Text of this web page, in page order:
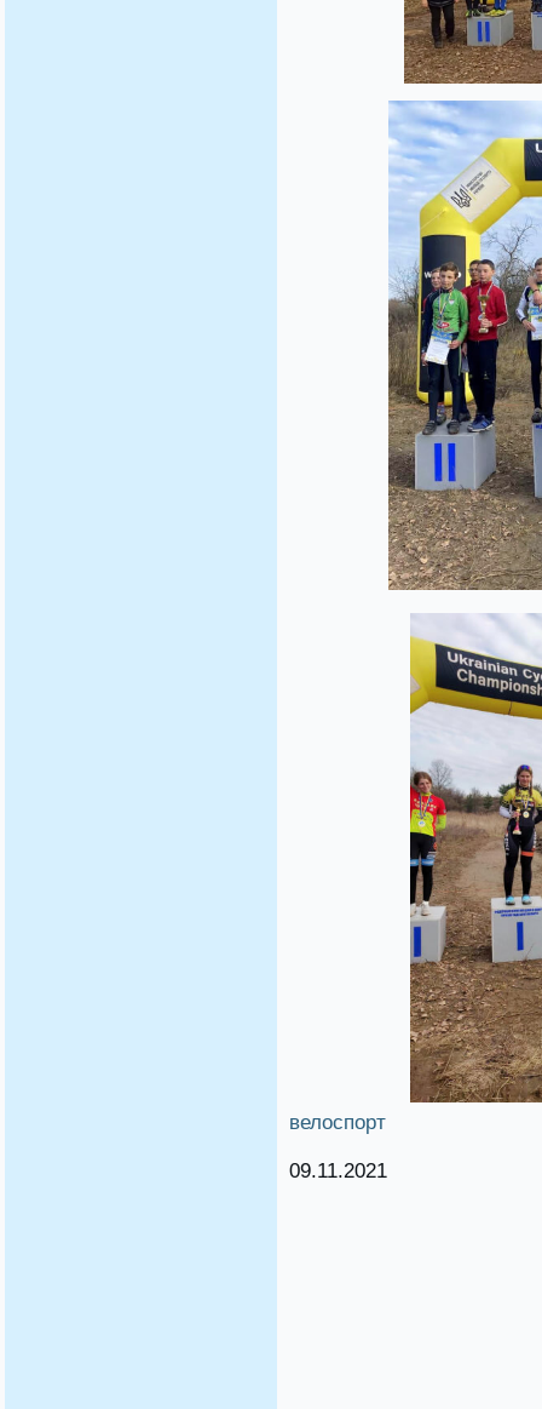
велоспорт
09.11.2021